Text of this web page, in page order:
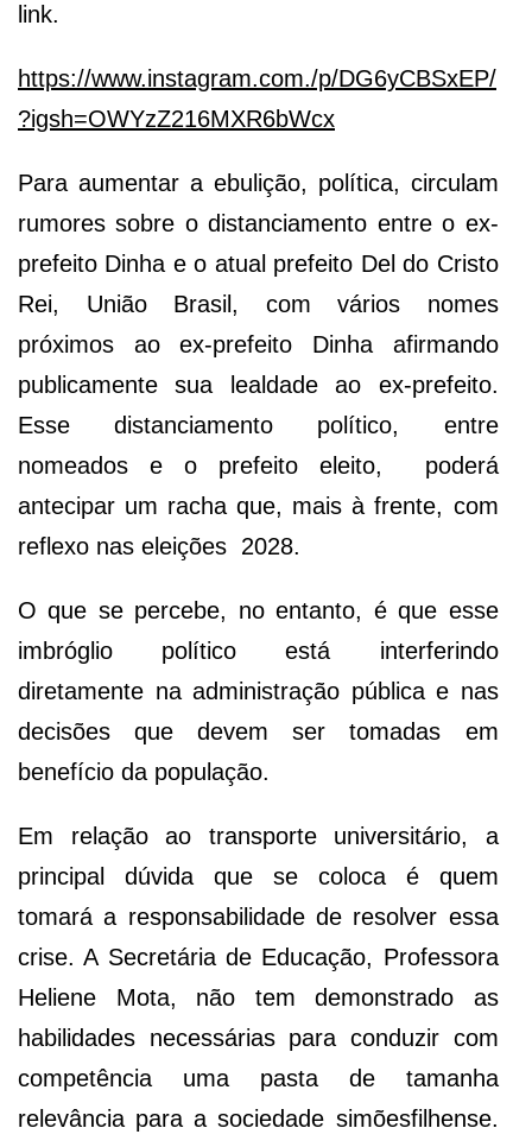
link.
https://www.instagram.com./p/DG6yCBSxEP/
?igsh=OWYzZ216MXR6bWcx
Para aumentar a ebulição, política, circulam
rumores sobre o distanciamento entre o ex-
prefeito Dinha e o atual prefeito Del do Cristo
Rei, União Brasil, com vários nomes
próximos ao ex-prefeito Dinha afirmando
publicamente sua lealdade ao ex-prefeito.
Esse distanciamento político, entre
nomeados e o prefeito eleito, poderá
antecipar um racha que, mais à frente, com
reflexo nas eleições 2028.
O que se percebe, no entanto, é que esse
imbróglio político está interferindo
diretamente na administração pública e nas
decisões que devem ser tomadas em
benefício da população.
Em relação ao transporte universitário, a
principal dúvida que se coloca é quem
tomará a responsabilidade de resolver essa
crise. A Secretária de Educação, Professora
Heliene Mota, não tem demonstrado as
habilidades necessárias para conduzir com
competência uma pasta de tamanha
relevância para a sociedade simõesfilhense.